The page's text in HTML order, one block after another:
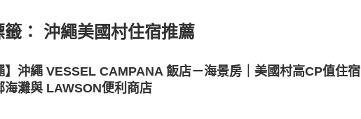
籤： 沖繩美國村住宿推薦
】沖繩 VESSEL CAMPANA 飯店－海景房｜美國村高CP值住宿
海灘與 LAWSON便利商店